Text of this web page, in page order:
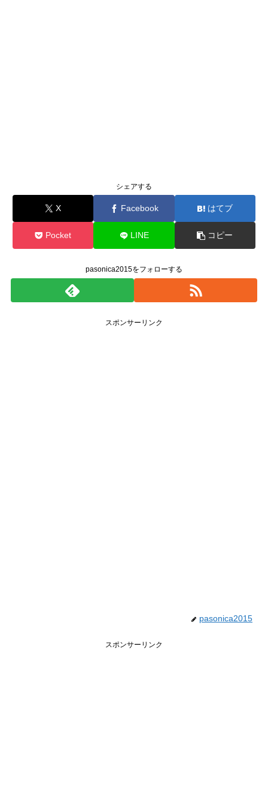
シェアする
X Facebook はてブ
Pocket LINE コピー
pasonica2015をフォローする
スポンサーリンク
pasonica2015
スポンサーリンク